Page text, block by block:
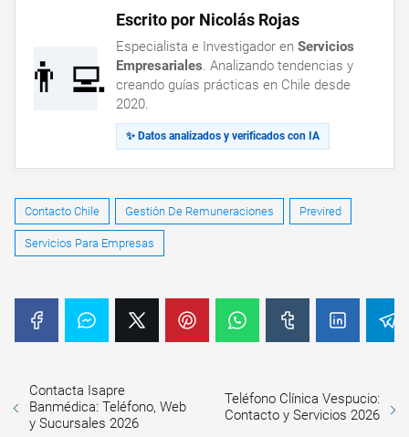
👨‍💻
Escrito por Nicolás Rojas
Especialista e Investigador en Servicios
Empresariales. Analizando tendencias y
creando guías prácticas en Chile desde
2020.
✨ Datos analizados y verificados con IA
Contacto Chile Gestión De Remuneraciones Previred
Servicios Para Empresas
Contacta Isapre
Banmédica: Teléfono, Web
y Sucursales 2026
Teléfono Clínica Vespucio:
Contacto y Servicios 2026